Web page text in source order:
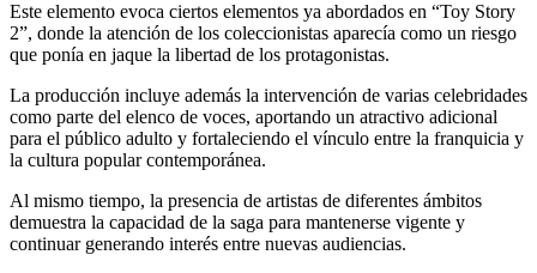
Este elemento evoca ciertos elementos ya abordados en “Toy Story
2”, donde la atención de los coleccionistas aparecía como un riesgo
que ponía en jaque la libertad de los protagonistas.
La producción incluye además la intervención de varias celebridades
como parte del elenco de voces, aportando un atractivo adicional
para el público adulto y fortaleciendo el vínculo entre la franquicia y
la cultura popular contemporánea.
Al mismo tiempo, la presencia de artistas de diferentes ámbitos
demuestra la capacidad de la saga para mantenerse vigente y
continuar generando interés entre nuevas audiencias.